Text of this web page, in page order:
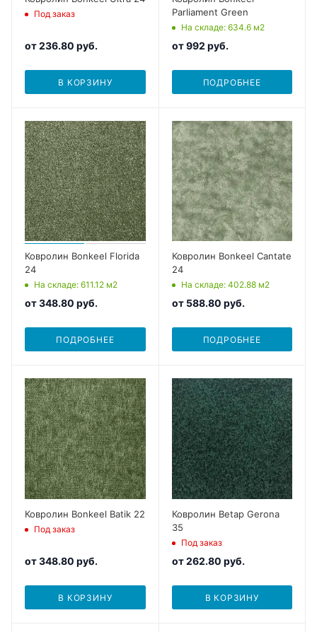
Под заказ
от236.80 руб.
В КОРЗИНУ
Parliament Green
На складе: 634.6 м2
от992 руб.
ПОДРОБНЕЕ
Ковролин Bonkeel Florida
24
На складе: 611.12 м2
от348.80 руб.
ПОДРОБНЕЕ
Ковролин Bonkeel Cantate
24
На складе: 402.88 м2
от 588.80 руб.
ПОДРОБНЕЕ
Ковролин Bonkeel Batik 22
Под заказ
от348.80 руб.
В КОРЗИНУ
Ковролин Betap Gerona
35
Под заказ
от262.80 руб.
В КОРЗИНУ